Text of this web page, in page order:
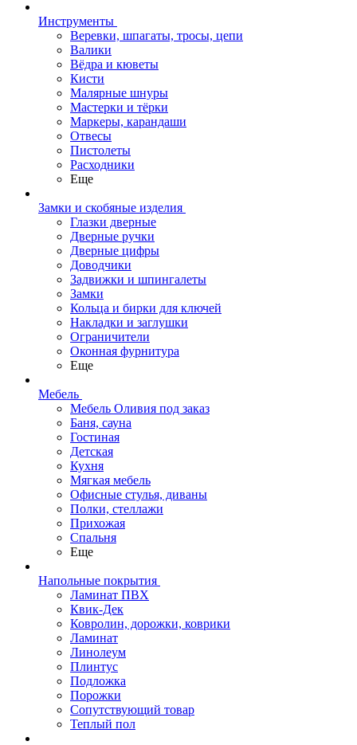
Инструменты
Веревки, шпагаты, тросы, цепи
Валики
Вёдра и кюветы
Кисти
Малярные шнуры
Мастерки и тёрки
Маркеры, карандаши
Отвесы
Пистолеты
Расходники
Еще
Замки и скобяные изделия
Глазки дверные
Дверные ручки
Дверные цифры
Доводчики
Задвижки и шпингалеты
Замки
Кольца и бирки для ключей
Накладки и заглушки
Ограничители
Оконная фурнитура
Еще
Мебель
Мебель Оливия под заказ
Баня, сауна
Гостиная
Детская
Кухня
Мягкая мебель
Офисные стулья, диваны
Полки, стеллажи
Прихожая
Спальня
Еще
Напольные покрытия
Ламинат ПВХ
Квик-Дек
Ковролин, дорожки, коврики
Ламинат
Линолеум
Плинтус
Подложка
Порожки
Сопутствующий товар
Теплый пол